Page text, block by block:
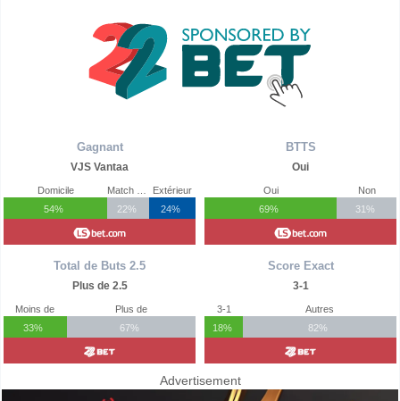
Gagnant
VJS Vantaa
Domicile
54%
22%
Extérieur
24%
Total de Buts 2.5
Plus de 2.5
Moins de
33%
Plus de
67%
BTTS
Oui
Oui
69%
Non
31%
Score Exact
3-1
3-1
18%
Autres
82%
Advertisement